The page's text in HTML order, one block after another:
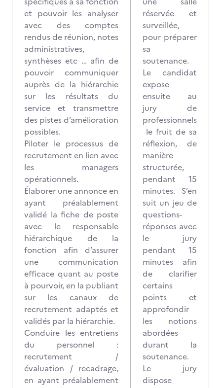
et pouvoir les analyser
avec des comptes
rendus de réunion, notes
administratives,
synthèses etc … afin de
pouvoir communiquer
auprès de la hiérarchie
sur les résultats du
service et transmettre
des pistes d’amélioration
possibles.
Piloter le processus de
recrutement en lien avec
les managers
opérationnels.
Élaborer une annonce en
ayant préalablement
validé la fiche de poste
avec le responsable
hiérarchique de la
fonction afin d’assurer
une communication
efficace quant au poste
à pourvoir, en la publiant
sur les canaux de
recrutement adaptés et
validés par la hiérarchie.
Conduire les entretiens
du personnel :
recrutement /
évaluation / recadrage,
en ayant préalablement
réservée et
surveillée,
pour préparer
sa
soutenance.
Le candidat
expose
ensuite au
jury
de
professionnels
le fruit de sa
réflexion, de
manière
structurée,
pendant 15
minutes. S’en
suit un jeu de
questions-
réponses avec
le jury
pendant 15
minutes afin
de clarifier
certains
points et
approfondir
les notions
abordées
durant la
soutenance.
Le jury
dispose